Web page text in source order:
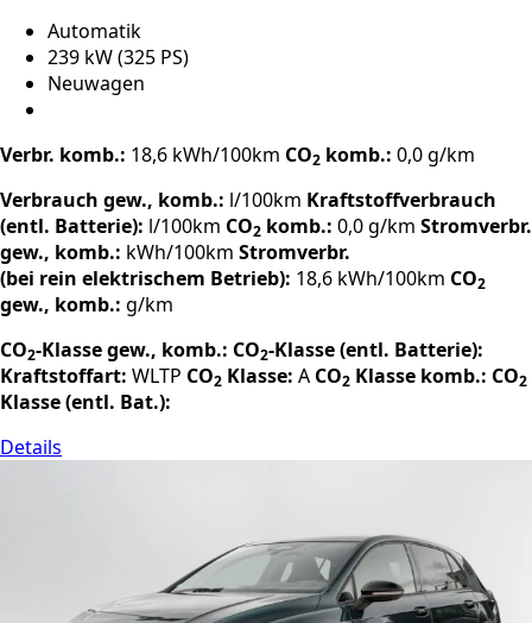
Automatik
239 kW (325 PS)
Neuwagen
Verbr. komb.: 18,6 kWh/100km CO2 komb.: 0,0 g/km
Verbrauch gew., komb.: l/100km Kraftstoffverbrauch
(entl. Batterie): l/100km CO2 komb.: 0,0 g/km Stromverbr.
gew., komb.: kWh/100km Stromverbr.
(bei rein elektrischem Betrieb): 18,6 kWh/100km CO2
gew., komb.: g/km
CO2-Klasse gew., komb.: CO2-Klasse (entl. Batterie):
Kraftstoffart: WLTP CO2 Klasse: A CO2 Klasse komb.: CO2
Klasse (entl. Bat.):
Details